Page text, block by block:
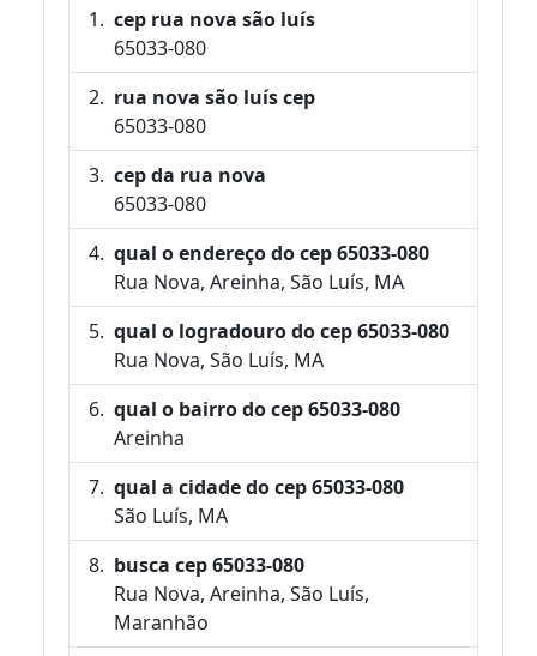
cep rua nova são luís
65033-080
rua nova são luís cep
65033-080
cep da rua nova
65033-080
qual o endereço do cep 65033-080
Rua Nova, Areinha, São Luís, MA
qual o logradouro do cep 65033-080
Rua Nova, São Luís, MA
qual o bairro do cep 65033-080
Areinha
qual a cidade do cep 65033-080
São Luís, MA
busca cep 65033-080
Rua Nova, Areinha, São Luís,
Maranhão